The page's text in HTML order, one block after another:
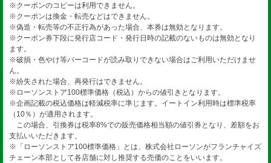
※クーポンのコピーは利用できません。
※クーポンは換金・転売などはできません。
※偽造・転売等の不正行為があった場合、本券は無効となります。
※クーポン券下段に発行店コード・発行日時の記載のないものは無効となり
ます。
※破損・色やけ等バーコードが読み取りできない場合はご利用いただけませ
ん。
※紛失された場合、再発行はできません。
※ローソンストア100標準価格（税込）からの値引きとなります。
※企画記載の税込価格は軽減税率に準じます。イートイン利用時は標準税率
（10％）が適用されます。
この場合、引換券は税率8%での販売価格相当額の値引券となり、差額をお
支払いいただきます。
※「ローソンストア100標準価格」とは、株式会社ローソンがフランチャイズ
チェーン本部として各店舗に対し推奨する売価のことをいいます。